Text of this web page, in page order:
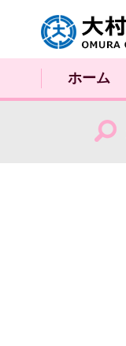
大村市
ホーム